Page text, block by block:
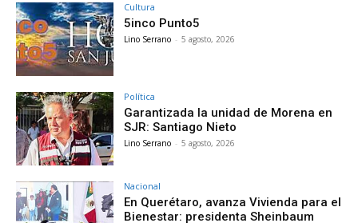
Cultura
5inco Punto5
Lino Serrano - 5 agosto, 2026
Política
Garantizada la unidad de Morena en
SJR: Santiago Nieto
Lino Serrano - 5 agosto, 2026
Nacional
En Querétaro, avanza Vivienda para el
Bienestar: presidenta Sheinbaum